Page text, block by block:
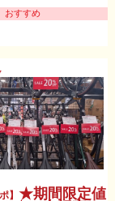
おすすめ
】★期間限定値